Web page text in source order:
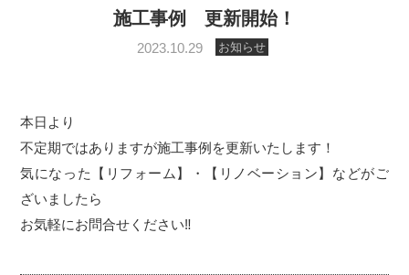
施工事例 更新開始！
2023.10.29 お知らせ
本日より
不定期ではありますが施工事例を更新いたします！
気になった【リフォーム】・【リノベーション】などがご
ざいましたら
お気軽にお問合せください‼